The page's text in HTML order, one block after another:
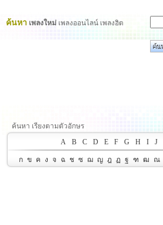
ค้นหา เพลงใหม่ เพลงออนไลน์ เพลงฮิต
ค้นหา เรียงตามตัวอักษร
A
B C D E F G H I J
ก ข ค ง จ ฉ ช ซ ฌ ญ ฎ ฏ ฐ ฑ ฒ ณ